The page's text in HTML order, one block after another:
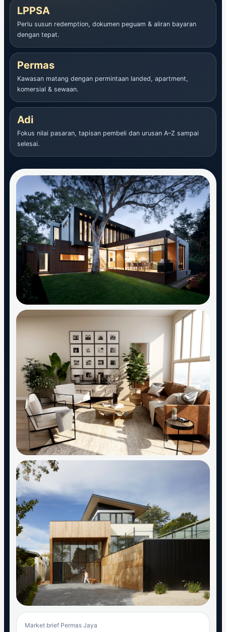
LPPSA
Perlu susun redemption, dokumen peguam & aliran bayaran
dengan tepat.
Permas
Kawasan matang dengan permintaan landed, apartment,
komersial & sewaan.
Adi
Fokus nilai pasaran, tapisan pembeli dan urusan A–Z sampai
selesai.
Market brief Permas Jaya